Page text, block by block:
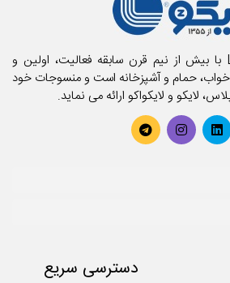
گروه صنعتی لایکو Laico با بیش از نیم قرن سابقه فعالیت، اولین و
خواب، حمام و آشپزخانه است و منسوجات خود
لایکو و لایکواکو ارائه می نماید.
دسترسی سریع